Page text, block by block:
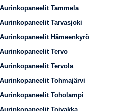
Aurinkopaneelit Tammela
Aurinkopaneelit Tarvasjoki
Aurinkopaneelit Hämeenkyrö
Aurinkopaneelit Tervo
Aurinkopaneelit Tervola
Aurinkopaneelit Tohmajärvi
Aurinkopaneelit Toholampi
Aurinkopaneelit Toivakka